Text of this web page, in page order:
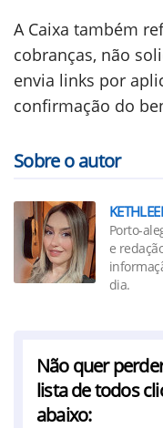
A Caixa também
cobranças, não
envia links por
confirmação do
Sobre o autor
Porto-
e
dia.
Não quer
lista de todos
abaixo: